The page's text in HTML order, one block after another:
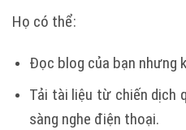
Họ có thể:
Đọc blog của bạn nhưng
Tải tài liệu từ chiến dịch
sàng nghe điện thoại.